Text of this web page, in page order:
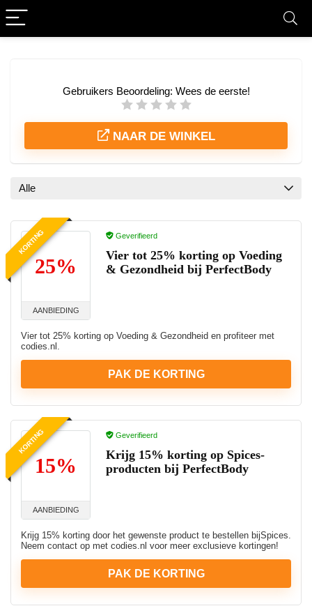
Gebruikers Beoordeling: Wees de eerste!
NAAR DE WINKEL
Alle
KORTING
25%
AANBIEDING
Geverifieerd
Vier tot 25% korting op Voeding
& Gezondheid bij PerfectBody
Vier tot 25% korting op Voeding & Gezondheid en profiteer met
codies.nl.
PAK DE KORTING
KORTING
15%
AANBIEDING
Geverifieerd
Krijg 15% korting op Spices-
producten bij PerfectBody
Krijg 15% korting door het gewenste product te bestellen bijSpices.
Neem contact op met codies.nl voor meer exclusieve kortingen!
PAK DE KORTING